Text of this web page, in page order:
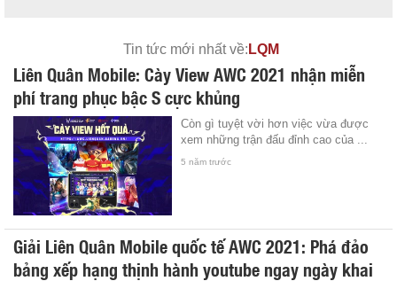
Tin tức mới nhất về: LQM
Liên Quân Mobile: Cày View AWC 2021 nhận miễn
phí trang phục bậc S cực khủng
Còn gì tuyệt vời hơn việc vừa được
xem những trận đấu đỉnh cao của ...
5 năm trước
Giải Liên Quân Mobile quốc tế AWC 2021: Phá đảo
bảng xếp hạng thịnh hành youtube ngay ngày khai